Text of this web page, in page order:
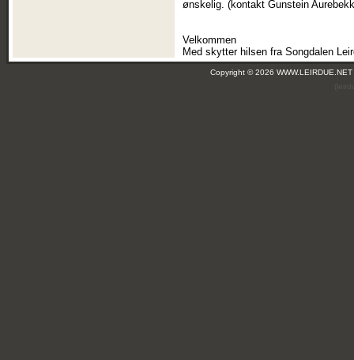
ønskelig. (kontakt Gunstein
Velkommen
Med skytter hilsen fra Songdalen
Copyright © 2026